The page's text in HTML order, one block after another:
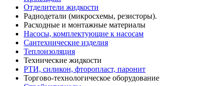
Отделители жидкости
Радиодетали (микросхемы, резисторы).
Расходные и монтажные материалы
Насосы, комплектующие к насосам
Сантехнические изделия
Теплоизоляция
Технические жидкости
РТИ, силикон, фторопласт, паронит
Торгово-технологическое оборудование